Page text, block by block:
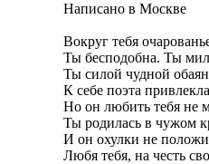
Написано в Москве
Вокруг тебя
Ты бесподобна. Ты
Ты силой чудной
К себе поэта
Но он любить тебя не
Ты родилась в чужом
И он охулки не
Любя тебя, на честь